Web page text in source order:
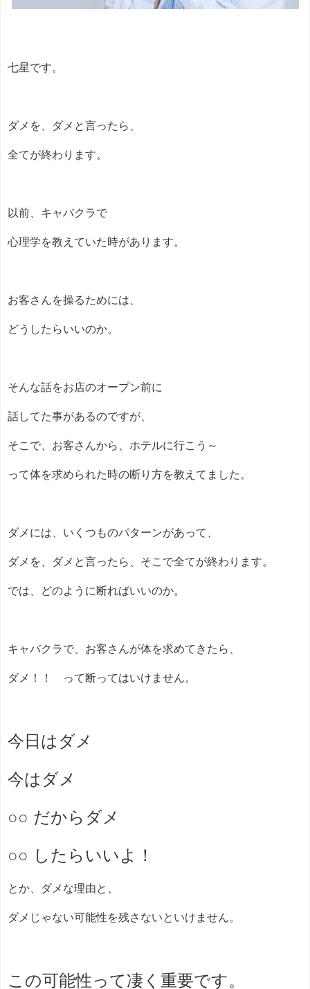
七星です。
ダメを、ダメと言ったら、
全てが終わります。
以前、キャバクラで
心理学を教えていた時があります。
お客さんを操るためには、
どうしたらいいのか。
そんな話をお店のオープン前に
話してた事があるのですが、
そこで、お客さんから、ホテルに行こう～
って体を求められた時の断り方を教えてました。
ダメには、いくつものパターンがあって、
ダメを、ダメと言ったら、そこで全てが終わります。
では、どのように断ればいいのか。
キャバクラで、お客さんが体を求めてきたら、
ダメ！！ って断ってはいけません。
今日はダメ
今はダメ
○○ だからダメ
○○ したらいいよ！
とか、ダメな理由と、
ダメじゃない可能性を残さないといけません。
この可能性って凄く重要です。